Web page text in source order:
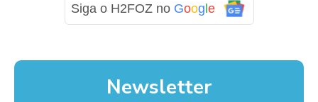
Siga o H2FOZ no Goog e
Newsletter